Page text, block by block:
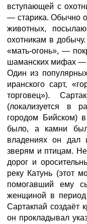
вступающей с
— старика. Обычно
животных,
охотникам в
«мать-огонь», —
шаманских мифах —
Один из
иранского сарт,
торговец»).
(локализуется в
городом Бийском)
было, а камни
владениях он дал
зверям и птицам.
дорог и
реку Катунь (этот
помогавший ему
женщиной в период
Сартакпай создаёт
он прокладывал